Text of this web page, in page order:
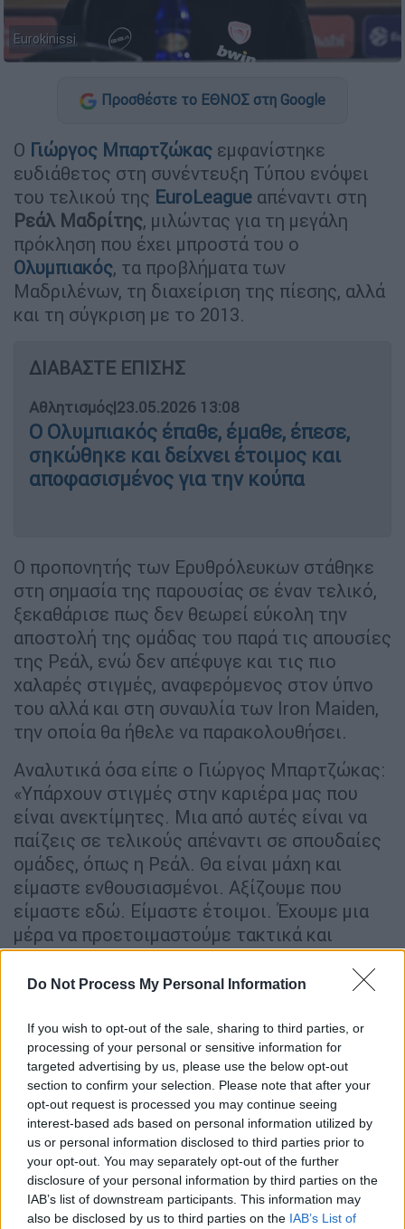
Do Not Process My Personal Information
If you wish to opt-out of the sale, sharing to third parties, or
processing of your personal or sensitive information for
targeted advertising by us, please use the below opt-out
section to confirm your selection. Please note that after your
opt-out request is processed you may continue seeing
interest-based ads based on personal information utilized by
us or personal information disclosed to third parties prior to
your opt-out. You may separately opt-out of the further
disclosure of your personal information by third parties on the
IAB’s list of downstream participants. This information may
also be disclosed by us to third parties on the IAB’s List of
Eurokinissi
Προσθέστε το ΕΘΝΟΣ στη Google
Ο Γιώργος Μπαρτζώκας εμφανίστηκε
ευδιάθετος στη συνέντευξη Τύπου ενόψει
του τελικού της EuroLeague απέναντι στη
Ρεάλ Μαδρίτης, μιλώντας για τη μεγάλη
πρόκληση που έχει μπροστά του ο
Ολυμπιακός, τα προβλήματα των
Μαδριλένων, τη διαχείριση της πίεσης, αλλά
και τη σύγκριση με το 2013.
ΔΙΑΒΑΣΤΕ ΕΠΙΣΗΣ
Αθλητισμός|23.05.2026 13:08
Ο Ολυμπιακός έπαθε, έμαθε, έπεσε,
σηκώθηκε και δείχνει έτοιμος και
αποφασισμένος για την κούπα
Ο προπονητής των Eρυθρόλευκων στάθηκε
στη σημασία της παρουσίας σε έναν τελικό,
ξεκαθάρισε πως δεν θεωρεί εύκολη την
αποστολή της ομάδας του παρά τις απουσίες
της Ρεάλ, ενώ δεν απέφυγε και τις πιο
χαλαρές στιγμές, αναφερόμενος στον ύπνο
του αλλά και στη συναυλία των Iron Maiden,
την οποία θα ήθελε να παρακολουθήσει.
Αναλυτικά όσα είπε ο Γιώργος Μπαρτζώκας:
«Υπάρχουν στιγμές στην καριέρα μας που
είναι ανεκτίμητες. Μια από αυτές είναι να
παίζεις σε τελικούς απέναντι σε σπουδαίες
ομάδες, όπως η Ρεάλ. Θα είναι μάχη και
είμαστε ενθουσιασμένοι. Αξίζουμε που
είμαστε εδώ. Είμαστε έτοιμοι. Έχουμε μια
μέρα να προετοιμαστούμε τακτικά και
ψυχικά. Είμαστε χαρούμενοι και χαιρόμαστε
που είμαστε εδώ».
Για τις απουσίες των Ταβάρες, Γκαρούμπα
και Λεν: «Ποτέ δεν είμαι χαρούμενος με τον
τραυματισμό παίκτη, όπως του Γκαρούμπα.
Συμφωνώ πως η Ρεάλ δεν έχει τρεις πολύ
σημαντικούς παίκτες. Ποτέ δεν ξέρεις στο
μπάσκετ αυτόν τον παράγοντα. Ο Σκαριόλο
θα βρει τρόπο να το καλύψει. Ίσως με
κάποια ζώνη. Δεν θα είναι εύκολο παιχνίδι.
Θα προσπαθήσουμε να επιβάλουμε τον ρυθμό